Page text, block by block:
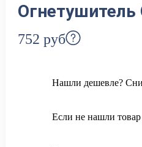
752 руб
Нашли дешевле?
Если не нашли товар